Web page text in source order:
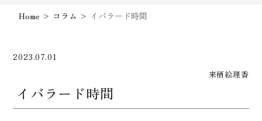
Home > コラム > イバラード時間
2023.07.01
来栖絵理香
イバラード時間